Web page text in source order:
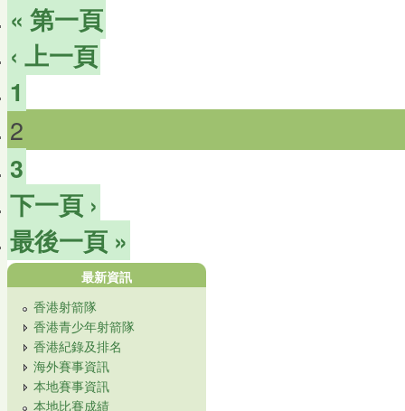
« 第一頁
‹ 上一頁
1
2
3
下一頁 ›
最後一頁 »
最新資訊
香港射箭隊
香港青少年射箭隊
香港紀錄及排名
海外賽事資訊
本地賽事資訊
本地比賽成績